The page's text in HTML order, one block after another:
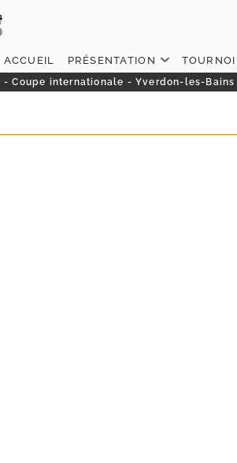
ACCUEIL PRÉSENTATION TOURNOI
- Coupe internationale - Yverdon-les-Bains